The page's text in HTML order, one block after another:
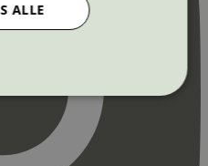
ALLE
Statistikk